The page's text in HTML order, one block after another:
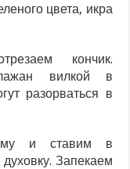
цвета, икра
кончик.
вилкой в
разорваться в
и ставим в
Запекаем